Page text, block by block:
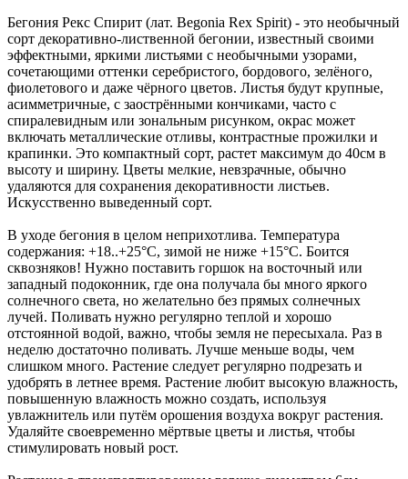
Бегония Рекс Спирит (лат. Begonia Rex Spirit) - это необычный
сорт декоративно-лиственной бегонии, известный своими
эффектными, яркими листьями с необычными узорами,
сочетающими оттенки серебристого, бордового, зелёного,
фиолетового и даже чёрного цветов. Листья будут крупные,
асимметричные, с заострёнными кончиками, часто с
спиралевидным или зональным рисунком, окрас может
включать металлические отливы, контрастные прожилки и
крапинки. Это компактный сорт, растет максимум до 40см в
высоту и ширину. Цветы мелкие, невзрачные, обычно
удаляются для сохранения декоративности листьев.
Искусственно выведенный сорт.
В уходе бегония в целом неприхотлива. Температура
содержания: +18..+25°C, зимой не ниже +15°C. Боится
сквозняков! Нужно поставить горшок на восточный или
западный подоконник, где она получала бы много яркого
солнечного света, но желательно без прямых солнечных
лучей. Поливать нужно регулярно теплой и хорошо
отстоянной водой, важно, чтобы земля не пересыхала. Раз в
неделю достаточно поливать. Лучше меньше воды, чем
слишком много. Растение следует регулярно подрезать и
удобрять в летнее время. Растение любит высокую влажность,
повышенную влажность можно создать, используя
увлажнитель или путём орошения воздуха вокруг растения.
Удаляйте своевременно мёртвые цветы и листья, чтобы
стимулировать новый рост.